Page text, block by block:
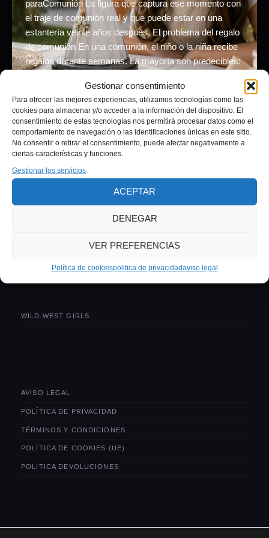
Gestionar consentimiento
Para ofrecer las mejores experiencias, utilizamos tecnologías como las
cookies para almacenar y/o acceder a la información del dispositivo. El
consentimiento de estas tecnologías nos permitirá procesar datos como el
comportamiento de navegación o las identificaciones únicas en este sitio.
No consentir o retirar el consentimiento, puede afectar negativamente a
ciertas características y funciones.
Gestionar los servicios
ACEPTAR
DENEGAR
VER PREFERENCIAS
Política de cookiespolitica de privacidadaviso legal
paraComunión La figura que captura ese momento con
el traje de comunión real y que puede estar en una
estantería veinte años después. El problema del regalo
de comunión En una comunión, el niño o la niña recibe
regalos durante semanas. La mayoría son predecibles:
Términos y condiciones
politica devoluciones
WILD WEST GIRLS
AVISO LEGAL
POLÍTICA DE PRIVACIDAD
TÉRMINOS Y CONDICIONES
POLÍTICA DE COOKIES (UE)
POLITICA DEVOLUCIONES